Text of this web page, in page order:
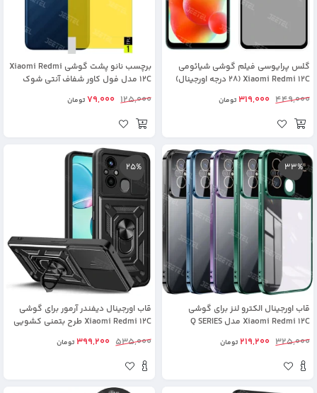
گلس پرایوسی فیلم گوشی شیائومی
Xiaomi Redmi 12C (28 درجه اورجینال)
449,000
319,000تومان
برچسب نانو پشت گوشی Xiaomi Redmi
12C مدل فول کاور شفاف آنتی شوک
125,000
79,000تومان
33%
قاب اورجینال الکترو لنز برای گوشی
Xiaomi Redmi 12C مدل Q SERIES
325,000
219,200تومان
25%
قاب اورجینال دیفندر آرمور برای گوشی
Xiaomi Redmi 12C طرح بتمنی کشویی
535,000
399,200تومان